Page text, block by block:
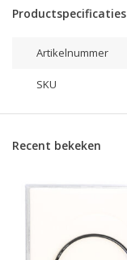
Productspecificaties
Artikelnummer
SKU
Recent bekeken